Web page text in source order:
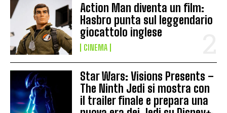
Action Man diventa un film:
Hasbro punta sul leggendario
giocattolo inglese
CINEMA
Star Wars: Visions Presents –
The Ninth Jedi si mostra con
il trailer finale e prepara una